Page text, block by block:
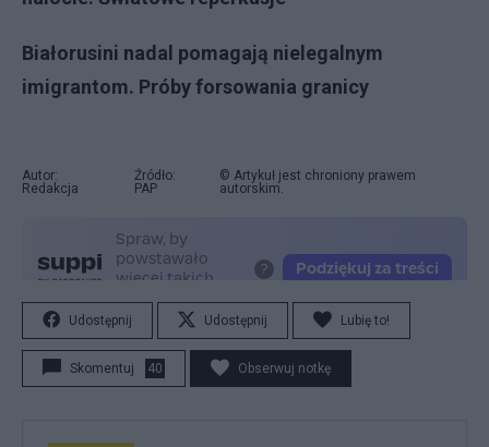
Białorusini nadal pomagają nielegalnym
imigrantom. Próby forsowania granicy
Autor:
Redakcja
Źródło:
PAP
© Artykuł jest chroniony prawem
autorskim.
Udostępnij Udostępnij Lubię to!
Skomentuj 40 Obserwuj notkę